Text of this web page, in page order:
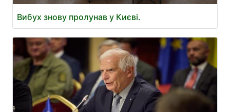
Вибух знову пролунав у Києві.